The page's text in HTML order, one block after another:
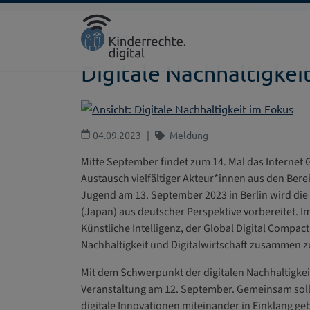
Direkt zur Hauptnavigation springen
Direkt zum Inhalt springen
Startseite
Fokus Detail
Digitale
04.09.2023 Meldung
Mitte September findet zum 14. Mal das Internet
Austausch vielfältiger Akteur*innen aus den
Jugend am 13. September 2023 in Berlin wird
(Japan) aus deutscher Perspektive vorbereitet.
Künstliche Intelligenz, der Global Digital
Nachhaltigkeit und Digitalwirtschaft zusammen
Mit dem Schwerpunkt der digitalen
Veranstaltung am 12. September. Gemeinsam
digitale Innovationen miteinander in Einklang